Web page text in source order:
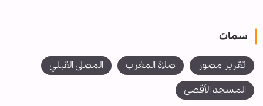
سمات
تقرير مصور صلاة المغرب
المصلى القبلي
المسجد الأقصى